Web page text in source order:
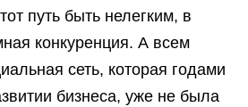
путь быть нелегким, в
конкуренция. А всем
сеть, которая годами
бизнеса, уже не была